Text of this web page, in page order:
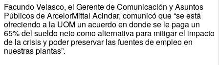
Facundo Velasco, el Gerente de Comunicación y Asuntos
Públicos de ArcelorMittal Acindar, comunicó que “se está
ofreciendo a la UOM un acuerdo en donde se le paga un
65% del sueldo neto como alternativa para mitigar el impacto
de la crisis y poder preservar las fuentes de empleo en
nuestras plantas”.